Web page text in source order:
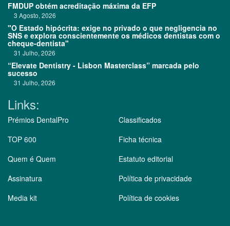
FMDUP obtém acreditação máxima da EFP
3 Agosto, 2026
"O Estado hipócrita: exige no privado o que negligencia no
SNS e explora conscientemente os médicos dentistas com o
cheque-dentista"
31 Julho, 2026
“Elevate Dentistry - Lisbon Masterclass” marcada pelo
sucesso
31 Julho, 2026
Links:
Prémios DentalPro
TOP 600
Quem é Quem
Assinatura
Media kit
Classificados
Ficha técnica
Estatuto editorial
Política de privacidade
Política de cookies